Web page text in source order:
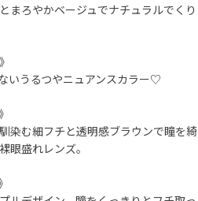
まろやかベージュでナチュラルでくり
いうるつやニュアンスカラー♡
染む細フチと透明感ブラウンで瞳を綺
眼盛れレンズ。